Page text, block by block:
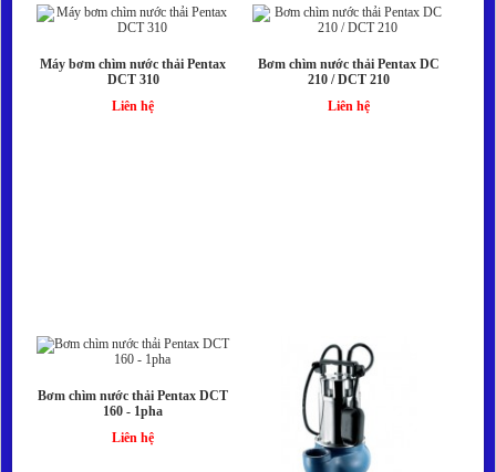
Máy bơm chìm nước thải Pentax
DCT 310
Liên hệ
Bơm chìm nước thải Pentax DC
210 / DCT 210
Liên hệ
Bơm chìm nước thải Pentax DCT
160 - 1pha
Liên hệ